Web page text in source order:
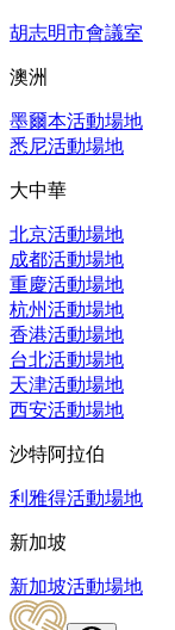
胡志明市會議室
澳洲
墨爾本活動場地
悉尼活動場地
大中華
北京活動場地
成都活動場地
重慶活動場地
杭州活動場地
香港活動場地
台北活動場地
天津活動場地
西安活動場地
沙特阿拉伯
利雅得活動場地
新加坡
新加坡活動場地